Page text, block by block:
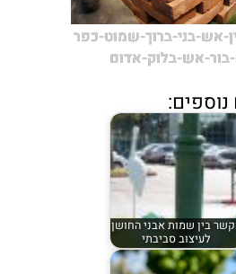
אש-בני-ברוך-שמוט-כפר
בור-אש-בלוק-אדום
בין שמות אבני החושן
לעיצוב סביבתי